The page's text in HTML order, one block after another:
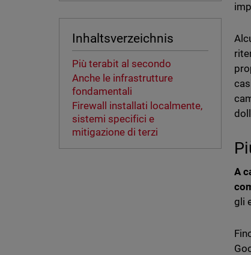
Inhaltsverzeichnis
Più terabit al secondo
Anche le infrastrutture
fondamentali
Firewall installati localmente,
sistemi specifici e
mitigazione di terzi
A
gli